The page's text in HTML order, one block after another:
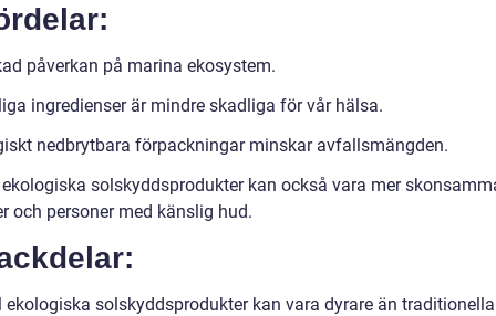
påverkan på marina ekosystem.
ingredienser är mindre skadliga för vår hälsa.
nedbrytbara förpackningar minskar avfallsmängden.
solskyddsprodukter kan också vara mer
och personer med känslig hud.
ekologiska solskyddsprodukter kan vara dyrare än traditionella